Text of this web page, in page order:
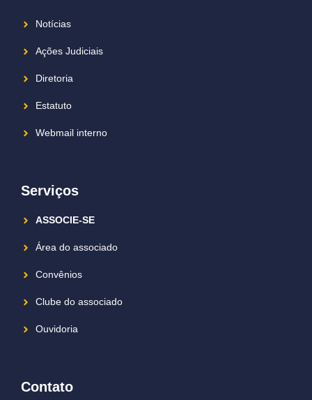
Notícias
Ações Judiciais
Diretoria
Estatuto
Webmail interno
Serviços
ASSOCIE-SE
Área do associado
Convênios
Clube do associado
Ouvidoria
Contato